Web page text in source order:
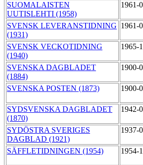
SUOMALAISTEN
UUTISLEHTI (1958)
1961-
SVENSK LEVERANSTIDNING
(1931)
1961-
SVENSK VECKOTIDNING
(1940)
1965-
SVENSKA DAGBLADET
(1884)
1900-
SVENSKA POSTEN (1873)
1900-
SYDSVENSKA DAGBLADET
(1870)
1942-
SYDÖSTRA SVERIGES
DAGBLAD (1921)
1937-
SÄFFLETIDNINGEN (1954)
1954-